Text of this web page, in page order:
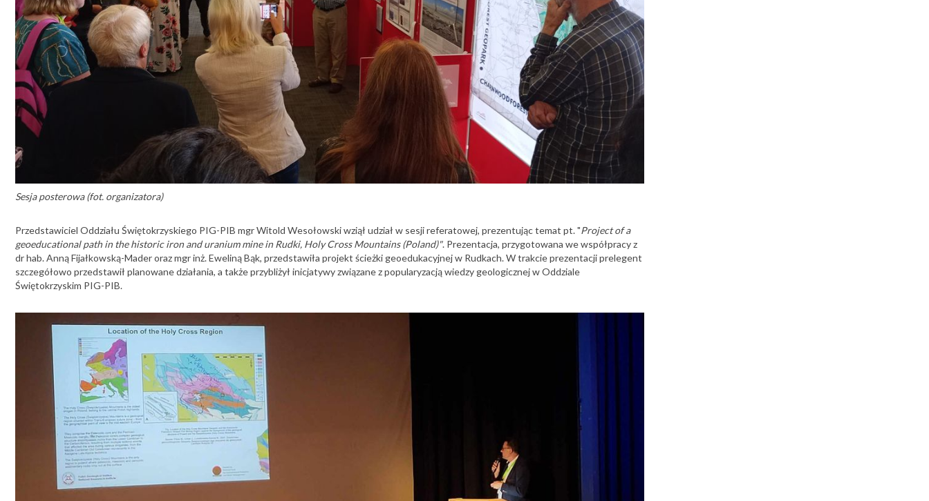
Sesja posterowa (fot. organizatora)
Przedstawiciel Oddziału Świętokrzyskiego PIG-PIB mgr Witold Wesołowski wziął udział w sesji referatowej, prezentując temat pt. "Project of a
geoeducational path in the historic iron and uranium mine in Rudki, Holy Cross Mountains (Poland)". Prezentacja, przygotowana we współpracy z
dr hab. Anną Fijałkowską-Mader oraz mgr inż. Eweliną Bąk, przedstawiła projekt ścieżki geoedukacyjnej w Rudkach. W trakcie prezentacji prelegent
szczegółowo przedstawił planowane działania, a także przybliżył inicjatywy związane z popularyzacją wiedzy geologicznej w Oddziale
Świętokrzyskim PIG-PIB.